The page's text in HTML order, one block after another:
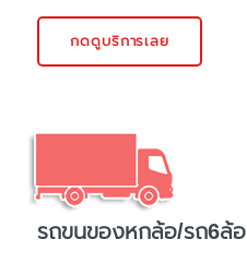
กดดูบริการเลย
รถขนของหกล้อ/รถ6ล้อ